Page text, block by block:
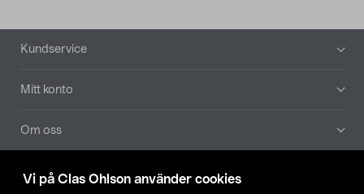
Vi på Clas Ohlson använder cookies
Sidfot
Kundservice
Mitt konto
Om oss
Aktuellt